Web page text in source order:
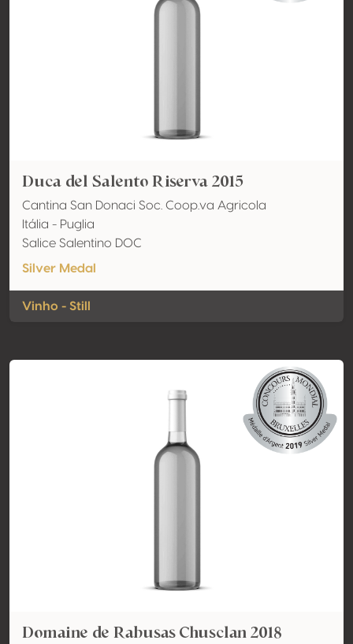
Duca del Salento Riserva 2015
Cantina San Donaci Soc. Coop.va Agricola
Itália - Puglia
Salice Salentino DOC
Silver Medal
Vinho - Still
Domaine de Rabusas Chusclan 2018